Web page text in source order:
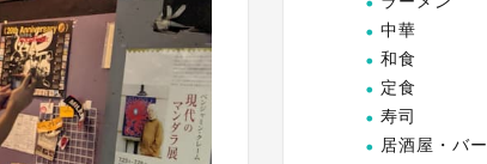
中華
和食
定食
寿司
居酒屋・バー